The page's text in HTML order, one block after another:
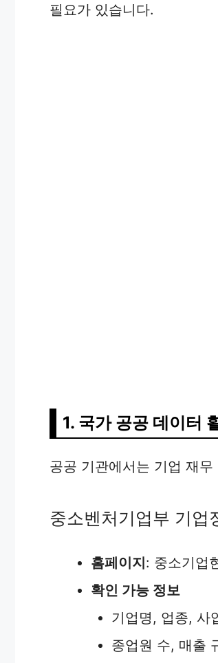
필요가 있습니다.
1. 국가 공공 데이터
공공 기관에서는 기업 재
중소벤처기업부 기업
홈페이지: 중소기업
확인 가능 정보
기업명, 업종, 사
종업원 수, 매출